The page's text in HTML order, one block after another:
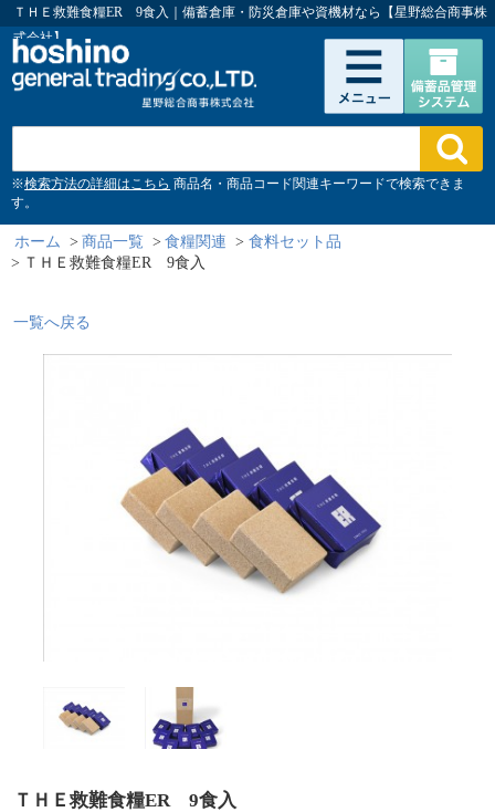
ＴＨＥ救難食糧ER 9食入｜備蓄倉庫・防災倉庫や資機材なら【星野総合商事株
式会社】
※検索方法の詳細はこちら 商品名・商品コード関連キーワードで検索できま
す。
ホーム > 商品一覧 > 食糧関連 > 食料セット品
> ＴＨＥ救難食糧ER 9食入
一覧へ戻る
ＴＨＥ救難食糧ER 9食入